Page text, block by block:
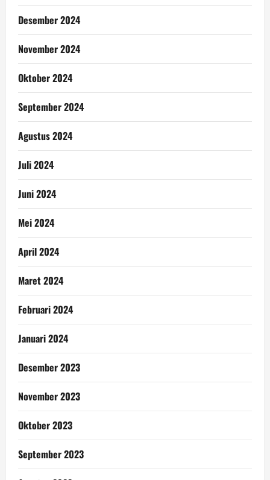
Desember 2024
November 2024
Oktober 2024
September 2024
Agustus 2024
Juli 2024
Juni 2024
Mei 2024
April 2024
Maret 2024
Februari 2024
Januari 2024
Desember 2023
November 2023
Oktober 2023
September 2023